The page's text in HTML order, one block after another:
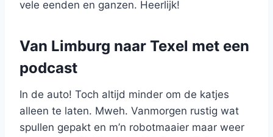
vele eenden en ganzen. Heerlijk!
Van Limburg naar Texel met een
podcast
In de auto! Toch altijd minder om de katjes
alleen te laten. Mweh. Vanmorgen rustig wat
spullen gepakt en m’n robotmaaier maar weer